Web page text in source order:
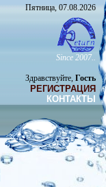
Пятница, 07.08.2026
Since 2007..
Здравствуйте, Гость
РЕГИСТРАЦИЯ
КОНТАКТЫ